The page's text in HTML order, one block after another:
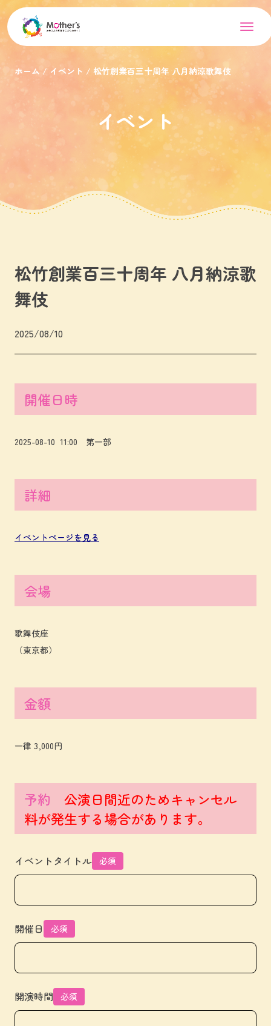
ホーム イベント 松竹創業百三十周年 八月納涼歌舞伎
イベント
松竹創業百三十周年 八月納涼歌
舞伎
2025/08/10
開催日時
2025-08-10 11:00 第一部
詳細
イベントページを見る
会場
歌舞伎座
（東京都）
金額
一律 3,000円
予約 公演日間近のためキャンセル
料が発生する場合があります。
イベントタイトル 必須
開催日 必須
開演時間 必須